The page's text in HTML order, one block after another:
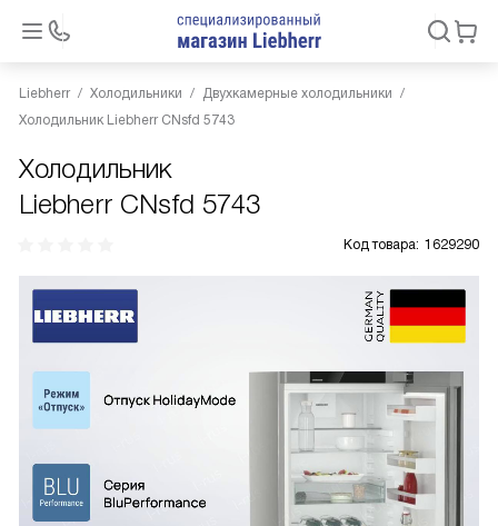
Liebherr Холодильники
Двухкамерные холодильники
Холодильник Liebherr CNsfd 5743
Холодильник
Liebherr CNsfd 5743
Код товара: 1629290